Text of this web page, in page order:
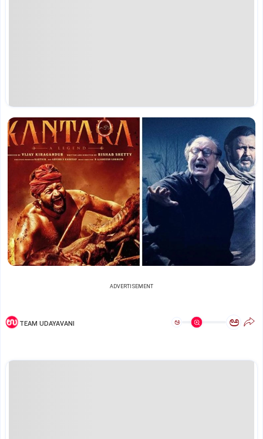
ADVERTISEMENT
TEAM UDAYAVANI ಅ ಅ